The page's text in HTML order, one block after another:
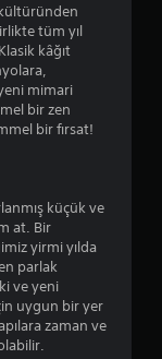
y
ı
z
tüm yıl
kâğıt
mimari
bir zen
bir fırsat!
küçük ve
at. Bir
yirmi yılda
parlak
ve yeni
uygun bir yer
zaman ve